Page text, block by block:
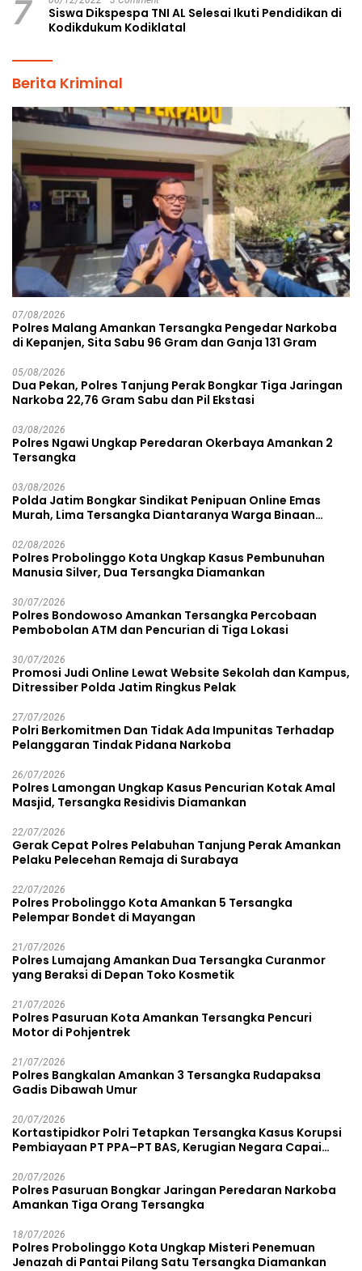
7
Siswa Dikspespa TNI AL Selesai Ikuti Pendidikan di
Kodikdukum Kodiklatal
Berita Kriminal
07/08/2026
Polres Malang Amankan Tersangka Pengedar Narkoba
di Kepanjen, Sita Sabu 96 Gram dan Ganja 131 Gram
05/08/2026
Dua Pekan, Polres Tanjung Perak Bongkar Tiga Jaringan
Narkoba 22,76 Gram Sabu dan Pil Ekstasi
03/08/2026
Polres Ngawi Ungkap Peredaran Okerbaya Amankan 2
Tersangka
03/08/2026
Polda Jatim Bongkar Sindikat Penipuan Online Emas
Murah, Lima Tersangka Diantaranya Warga Binaan
02/08/2026
Polres Probolinggo Kota Ungkap Kasus Pembunuhan
Manusia Silver, Dua Tersangka Diamankan
30/07/2026
Polres Bondowoso Amankan Tersangka Percobaan
Pembobolan ATM dan Pencurian di Tiga Lokasi
30/07/2026
Promosi Judi Online Lewat Website Sekolah dan Kampus,
Ditressiber Polda Jatim Ringkus Pelak
27/07/2026
Polri Berkomitmen Dan Tidak Ada Impunitas Terhadap
Pelanggaran Tindak Pidana Narkoba
26/07/2026
Polres Lamongan Ungkap Kasus Pencurian Kotak Amal
Masjid, Tersangka Residivis Diamankan
22/07/2026
Gerak Cepat Polres Pelabuhan Tanjung Perak Amankan
Pelaku Pelecehan Remaja di Surabaya
22/07/2026
Polres Probolinggo Kota Amankan 5 Tersangka
Pelempar Bondet di Mayangan
21/07/2026
Polres Lumajang Amankan Dua Tersangka Curanmor
yang Beraksi di Depan Toko Kosmetik
21/07/2026
Polres Pasuruan Kota Amankan Tersangka Pencuri
Motor di Pohjentrek
21/07/2026
Polres Bangkalan Amankan 3 Tersangka Rudapaksa
Gadis Dibawah Umur
20/07/2026
Kortastipidkor Polri Tetapkan Tersangka Kasus Korupsi
Pembiayaan PT PPA–PT BAS, Kerugian Negara Capai
20/07/2026
Polres Pasuruan Bongkar Jaringan Peredaran Narkoba
Amankan Tiga Orang Tersangka
18/07/2026
Polres Probolinggo Kota Ungkap Misteri Penemuan
Jenazah di Pantai Pilang Satu Tersangka Diamankan